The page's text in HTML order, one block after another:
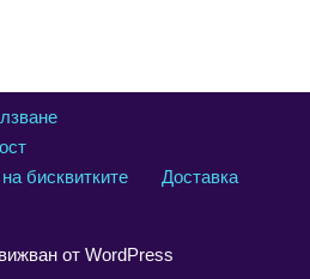
бисквитките
Доставка
от WordPress